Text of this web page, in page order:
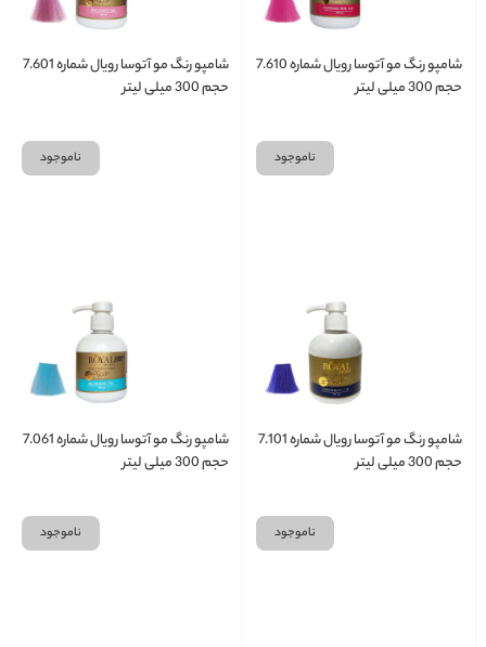
شامپو رنگ مو آتوسا رویال شماره 7.610
حجم 300 میلی لیتر
ناموجود
شامپو رنگ مو آتوسا رویال شماره 7.601
حجم 300 میلی لیتر
ناموجود
شامپو رنگ مو آتوسا رویال شماره 7.101
حجم 300 میلی لیتر
ناموجود
شامپو رنگ مو آتوسا رویال شماره 7.061
حجم 300 میلی لیتر
ناموجود